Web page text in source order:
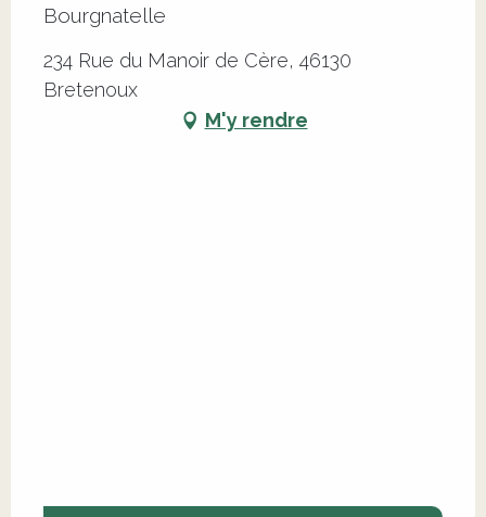
Bourgnatelle
234 Rue du Manoir de Cère, 46130
Bretenoux
M'y rendre